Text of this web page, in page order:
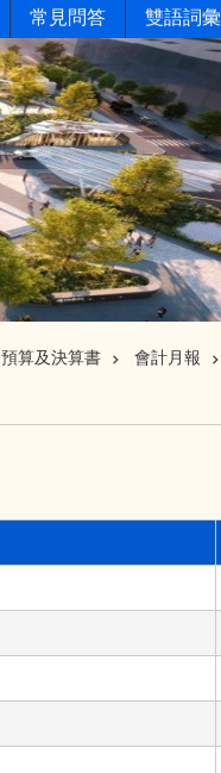
常見問答 雙語詞彙
預算及決算書 會計月報